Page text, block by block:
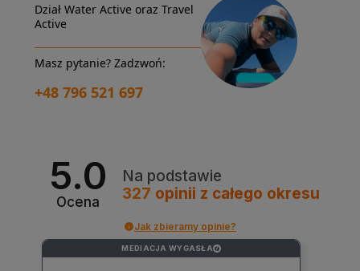
Dział Water Active oraz Travel
Active
Masz pytanie? Zadzwoń:
+48 796 521 697
5.0
Ocena
Na podstawie
327 opinii z całego okresu
Jak zbieramy opinie?
MEDIACJA WYGASŁA ?